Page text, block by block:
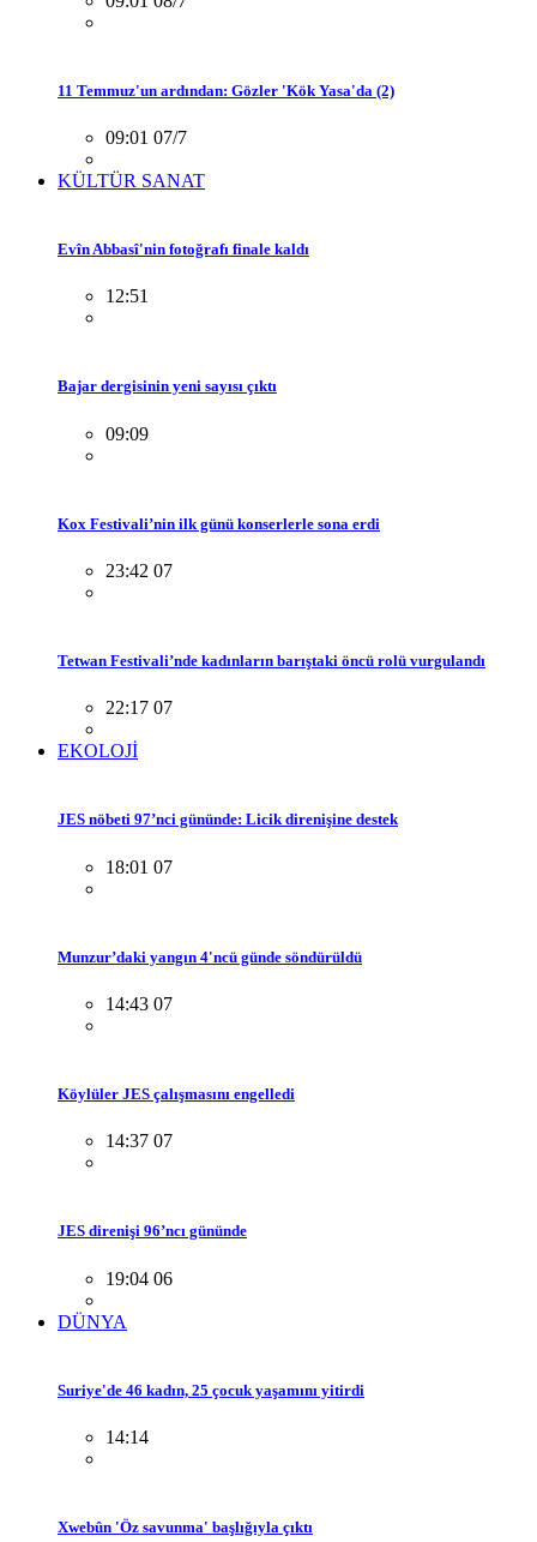
11 Temmuz'un ardından: Gözler 'Kök Yasa'da (2)
09:01 07/7
KÜLTÜR SANAT
Evîn Abbasî'nin fotoğrafı finale kaldı
12:51
Bajar dergisinin yeni sayısı çıktı
09:09
Kox Festivali’nin ilk günü konserlerle sona erdi
23:42 07
Tetwan Festivali’nde kadınların barıştaki öncü rolü vurgulandı
22:17 07
EKOLOJİ
JES nöbeti 97’nci gününde: Licik direnişine destek
18:01 07
Munzur’daki yangın 4'ncü günde söndürüldü
14:43 07
Köylüler JES çalışmasını engelledi
14:37 07
JES direnişi 96’ncı gününde
19:04 06
DÜNYA
Suriye'de 46 kadın, 25 çocuk yaşamını yitirdi
14:14
Xwebûn 'Öz savunma' başlığıyla çıktı